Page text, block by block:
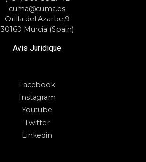
cuma@cuma.es
Orilla del Azarbe,9
30160 Murcia (Spain)
Avis Juridique
Facebook
Instagram
Youtube
Twitter
Linkedin